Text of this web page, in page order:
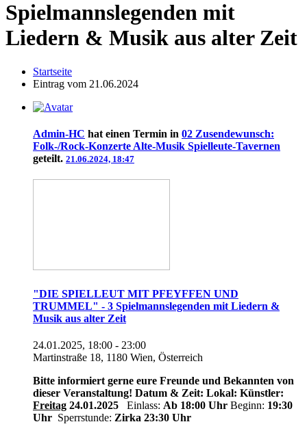
Spielmannslegenden mit
Liedern & Musik aus alter Zeit
Startseite
Eintrag vom 21.06.2024
Admin-HC hat einen Termin in 02 Zusendewunsch:
Folk-/Rock-Konzerte Alte-Musik Spielleute-Tavernen
geteilt. 21.06.2024, 18:47
"DIE SPIELLEUT MIT PFEYFFEN UND
TRUMMEL" - 3 Spielmannslegenden mit Liedern &
Musik aus alter Zeit
24.01.2025, 18:00 - 23:00
Martinstraße 18, 1180 Wien, Österreich
Bitte informiert gerne eure Freunde und Bekannten von
dieser Veranstaltung! Datum & Zeit: Lokal: Künstler:
Freitag 24.01.2025 Einlass: Ab 18:00 Uhr Beginn: 19:30
Uhr Sperrstunde: Zirka 23:30 Uhr